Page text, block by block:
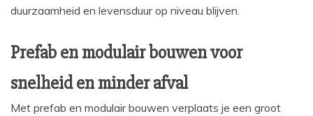
duurzaamheid en levensduur op niveau blijven.
Prefab en modulair bouwen voor
snelheid en minder afval
Met prefab en modulair bouwen verplaats je een groot